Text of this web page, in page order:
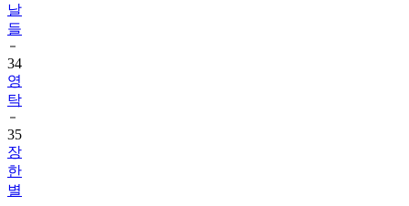
날
들
34
영
탁
35
장
한
별